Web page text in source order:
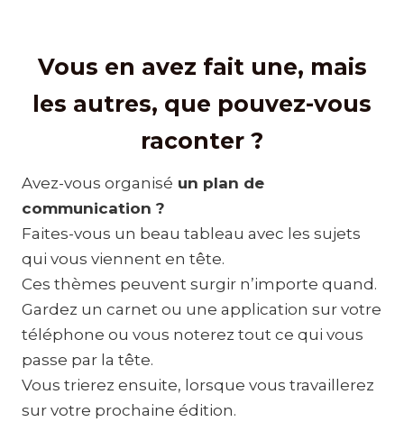
Vous en avez fait une, mais
les autres, que pouvez-vous
raconter ?
Avez-vous organisé un plan de
communication ?
Faites-vous un beau tableau avec les sujets
qui vous viennent en tête.
Ces thèmes peuvent surgir n’importe quand.
Gardez un carnet ou une application sur votre
téléphone ou vous noterez tout ce qui vous
passe par la tête.
Vous trierez ensuite, lorsque vous travaillerez
sur votre prochaine édition.